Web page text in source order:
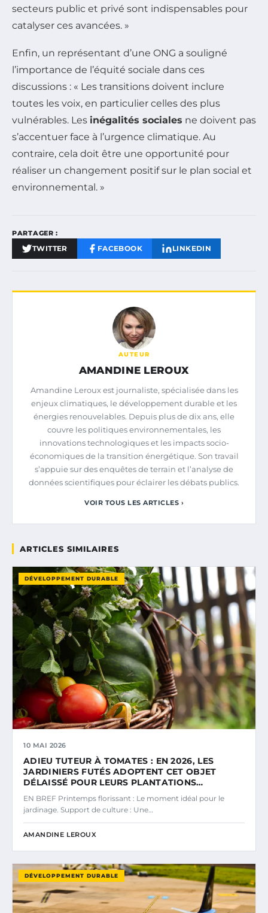
secteurs public et privé sont indispensables pour
catalyser ces avancées. »
Enfin, un représentant d’une ONG a souligné
l’importance de l’équité sociale dans ces
discussions : « Les transitions doivent inclure
toutes les voix, en particulier celles des plus
vulnérables. Les inégalités sociales ne doivent pas
s’accentuer face à l’urgence climatique. Au
contraire, cela doit être une opportunité pour
réaliser un changement positif sur le plan social et
environnemental. »
PARTAGER :
TWITTER FACEBOOK LINKEDIN
AUTEUR
AMANDINE LEROUX
Amandine Leroux est journaliste, spécialisée dans les
enjeux climatiques, le développement durable et les
énergies renouvelables. Depuis plus de dix ans, elle
couvre les politiques environnementales, les
innovations technologiques et les impacts socio-
économiques de la transition énergétique. Son travail
s’appuie sur des enquêtes de terrain et l’analyse de
données scientifiques pour éclairer les débats publics.
VOIR TOUS LES ARTICLES ›
ARTICLES SIMILAIRES
DÉVELOPPEMENT DURABLE
10 MAI 2026
ADIEU TUTEUR À TOMATES : EN 2026, LES
JARDINIERS FUTÉS ADOPTENT CET OBJET
DÉLAISSÉ POUR LEURS PLANTATIONS…
EN BREF Printemps florissant : Le moment idéal pour le
jardinage. Support de culture : Une…
AMANDINE LEROUX
DÉVELOPPEMENT DURABLE